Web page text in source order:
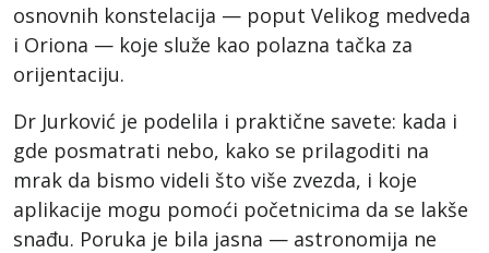
osnovnih konstelacija — poput Velikog medveda
i Oriona — koje služe kao polazna tačka za
orijentaciju.
Dr Jurković je podelila i praktične savete: kada i
gde posmatrati nebo, kako se prilagoditi na
mrak da bismo videli što više zvezda, i koje
aplikacije mogu pomoći početnicima da se lakše
snađu. Poruka je bila jasna — astronomija ne